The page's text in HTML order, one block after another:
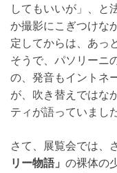
してもいいが」、と
か撮影にこぎつけな
定してからは、あっ
そうで、パソリーニ
の、発音もイントネ
が、吹き替えではな
ティが語っていまし
さて、展覧会では、
リー物語」 の裸体の